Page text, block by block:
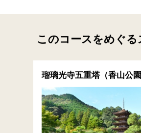
このコースをめぐる
瑠璃光寺五重塔（香山公園